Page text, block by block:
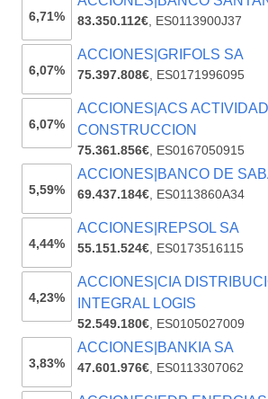
6,71% 83.350.112€, ES0113900J37
6,07%
ACCIONES|GRIFOLS SA
75.397.808€, ES0171996095
6,07%
ACCIONES|ACS
CONSTRUCCION
75.361.856€, ES0167050915
5,59%
ACCIONES|BANCO DE
69.437.184€, ES0113860A34
4,44%
ACCIONES|REPSOL SA
55.151.524€, ES0173516115
4,23%
ACCIONES|CIA
INTEGRAL LOGIS
52.549.180€, ES0105027009
3,83%
ACCIONES|BANKIA SA
47.601.976€, ES0113307062